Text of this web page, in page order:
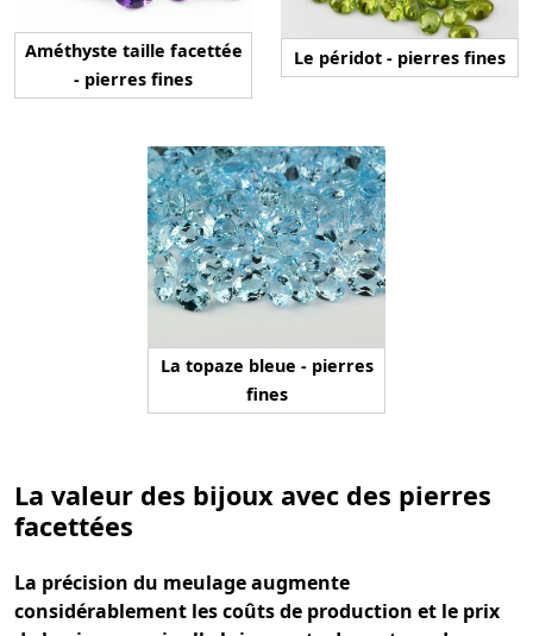
Améthyste taille facettée
- pierres fines
Le péridot - pierres fines
La topaze bleue - pierres
fines
La valeur des bijoux avec des pierres
facettées
La précision du meulage augmente
considérablement les coûts de production et le prix